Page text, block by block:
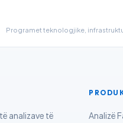
Programet teknologjike,
analizave të
Analizë